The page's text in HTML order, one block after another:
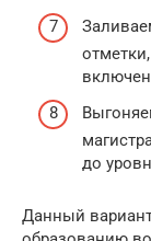
до
Данный